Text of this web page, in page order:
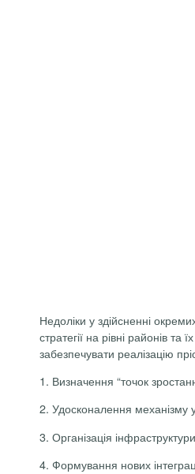
Недоліки у здійсненні
стратегії на рівні районів та
забезпечувати реалізацію
1. Визначення “точок
2. Удосконалення механізму
3. Організація
4. Формування нових